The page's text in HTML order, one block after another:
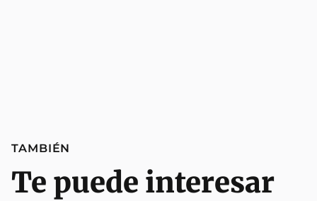
TAMBIÉN
Te puede interesar